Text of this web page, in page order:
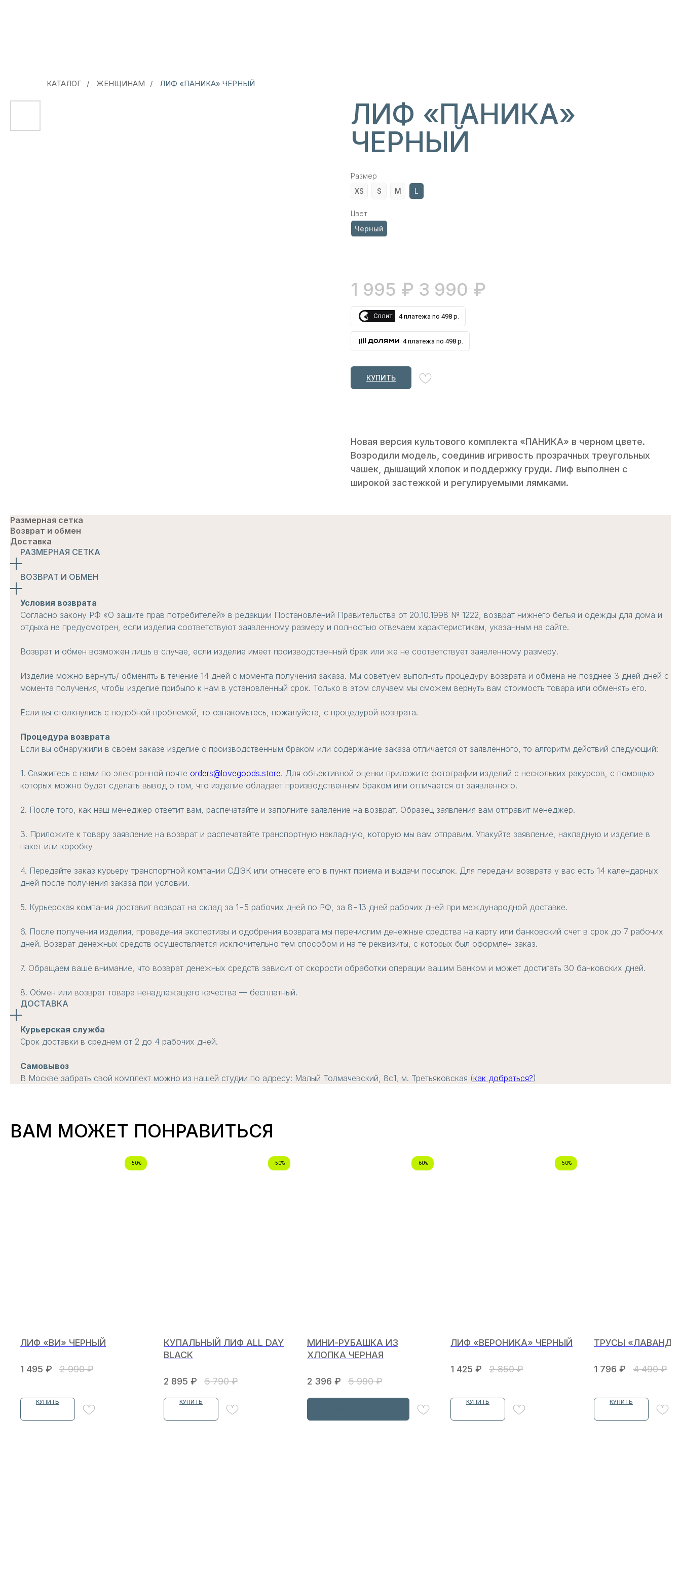
КАТАЛОГ / ЖЕНЩИНАМ / ЛИФ «ПАНИКА» ЧЕРНЫЙ
ЛИФ «ПАНИКА»
ЧЕРНЫЙ
1 995 ₽ 3 990 ₽
Сплит 4 платежа по 498 р.
4 платежа по 498 р.
Размер
XS
S M L
Цвет
Черный
КУПИТЬ
Новая версия культового комплекта «ПАНИКА» в черном цвете.
Возродили модель, соединив игривость прозрачных треугольных
чашек, дышащий хлопок и поддержку груди. Лиф выполнен с
широкой застежкой и регулируемыми лямками.
Размерная сетка
Возврат и обмен
Доставка
РАЗМЕРНАЯ СЕТКА
ВОЗВРАТ И ОБМЕН
Условия возврата
Согласно закону РФ «О защите прав потребителей» в редакции Постановлений Правительства от 20.10.1998 № 1222, возврат нижнего белья и одежды для дома и
отдыха не предусмотрен, если изделия соответствуют заявленному размеру и полностью отвечаем характеристикам, указанным на сайте.
Возврат и обмен возможен лишь в случае, если изделие имеет производственный брак или же не соответствует заявленному размеру.
Изделие можно вернуть/ обменять в течение 14 дней с момента получения заказа. Мы советуем выполнять процедуру возврата и обмена не позднее 3 дней дней с
момента получения, чтобы изделие прибыло к нам в установленный срок. Только в этом случаем мы сможем вернуть вам стоимость товара или обменять его.
Если вы столкнулись с подобной проблемой, то ознакомьтесь, пожалуйста, с процедурой возврата.
Процедура возврата
Если вы обнаружили в своем заказе изделие с производственным браком или содержание заказа отличается от заявленного, то алгоритм действий следующий:
1. Свяжитесь с нами по электронной почте orders@lovegoods.store. Для объективной оценки приложите фотографии изделий с нескольких ракурсов, с помощью
которых можно будет сделать вывод о том, что изделие обладает производственным браком или отличается от заявленного.
2. После того, как наш менеджер ответит вам, распечатайте и заполните заявление на возврат. Образец заявления вам отправит менеджер.
3. Приложите к товару заявление на возврат и распечатайте транспортную накладную, которую мы вам отправим. Упакуйте заявление, накладную и изделие в
пакет или коробку
4. Передайте заказ курьеру транспортной компании СДЭК или отнесете его в пункт приема и выдачи посылок. Для передачи возврата у вас есть 14 календарных
дней после получения заказа при условии.
5. Курьерская компания доставит возврат на склад за 1−5 рабочих дней по РФ, за 8−13 дней рабочих дней при международной доставке.
6. После получения изделия, проведения экспертизы и одобрения возврата мы перечислим денежные средства на карту или банковский счет в срок до 7 рабочих
дней. Возврат денежных средств осуществляется исключительно тем способом и на те реквизиты, с которых был оформлен заказ.
7. Обращаем ваше внимание, что возврат денежных средств зависит от скорости обработки операции вашим Банком и может достигать 30 банковских дней.
8. Обмен или возврат товара ненадлежащего качества — бесплатный.
ДОСТАВКА
Курьерская служба
Срок доставки в среднем от 2 до 4 рабочих дней.
Самовывоз
В Москве забрать свой комплект можно из нашей студии по адресу: Малый Толмачевский, 8с1, м. Третьяковская (как добраться?)
ВАМ МОЖЕТ ПОНРАВИТЬСЯ
-50%
ЛИФ «ВИ» ЧЕРНЫЙ
1 495 ₽ 2 990 ₽
КУПИТЬ
-50%
КУПАЛЬНЫЙ ЛИФ ALL DAY
BLACK
2 895 ₽ 5 790 ₽
КУПИТЬ
-60%
МИНИ-РУБАШКА ИЗ
ХЛОПКА ЧЕРНАЯ
2 396 ₽ 5 990 ₽
-50%
ЛИФ «ВЕРО́НИКА» ЧЕРНЫЙ
1 425 ₽ 2 850 ₽
КУПИТЬ
ТРУСЫ
1 796 ₽ 4 490 ₽
КУПИТЬ